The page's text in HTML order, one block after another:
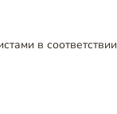
в соответствии